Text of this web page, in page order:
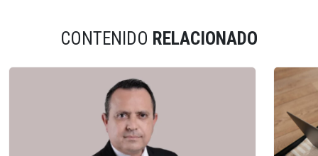
CONTENIDO RELACIONADO